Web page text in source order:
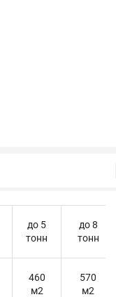
до 5
тонн
до 8
тонн
460
м2
570
м2